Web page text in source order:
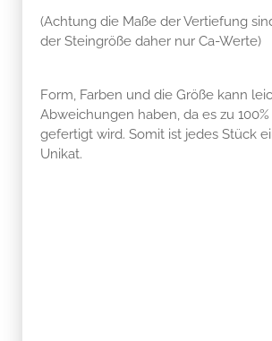
(Achtung die Maße der Vertiefung
der Steingröße daher nur Ca-Werte)
Form, Farben und die Größe kann
Abweichungen haben, da es zu
gefertigt wird. Somit ist jedes Stück
Unikat.